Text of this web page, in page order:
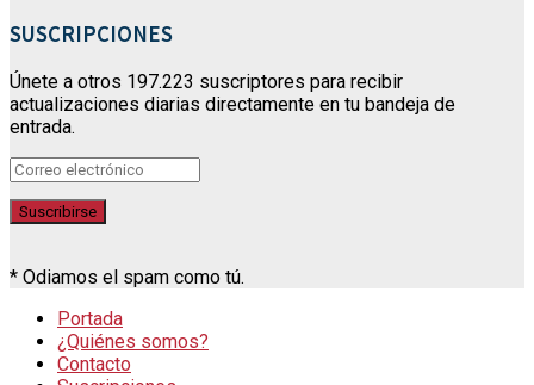
SUSCRIPCIONES
Únete a otros 197.223 suscriptores para recibir
actualizaciones diarias directamente en tu bandeja de
entrada.
* Odiamos el spam como tú.
Portada
¿Quiénes somos?
Contacto